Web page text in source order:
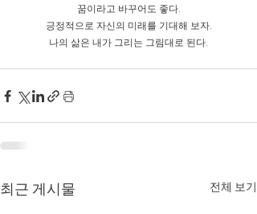
꿈이라고 바꾸어도 좋다.
긍정적으로 자신의 미래를 기대해 보자.
나의 삶은 내가 그리는 그림대로 된다.
최근 게시물 전체 보기